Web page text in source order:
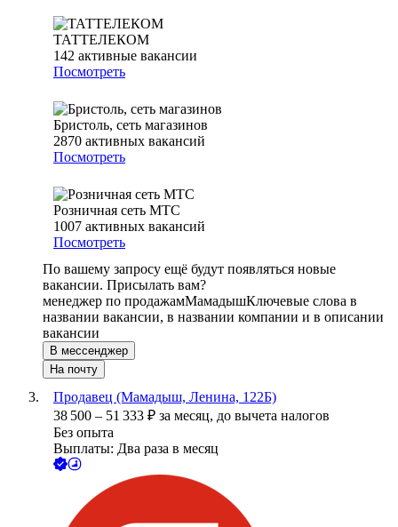
ТАТТЕЛЕКОМ
142 активные вакансии
Посмотреть
Бристоль, сеть магазинов
2870 активных вакансий
Посмотреть
Розничная сеть МТС
1007 активных вакансий
Посмотреть
По вашему запросу ещё будут появляться новые
вакансии. Присылать вам?
менеджер по продажамМамадышКлючевые слова в
названии вакансии, в названии компании и в описании
вакансии
В мессенджер
На почту
Продавец (Мамадыш, Ленина, 122Б)
38 500 – 51 333 ₽ за месяц, до вычета налогов
Без опыта
Выплаты: Два раза в месяц